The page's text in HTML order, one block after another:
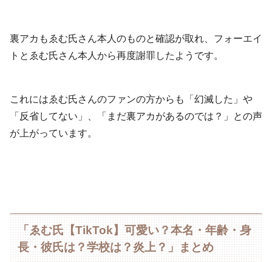
裏アカもゑむ氏さん本人のものと確認が取れ、フォーエイ
トとゑむ氏さん本人から再度謝罪したようです。
これにはゑむ氏さんのファンの方からも「幻滅した」や
「反省してない」、「まだ裏アカがあるのでは？」との声
が上がっています。
「ゑむ氏【TikTok】可愛い？本名・年齢・身
長・彼氏は？学校は？炎上？」まとめ